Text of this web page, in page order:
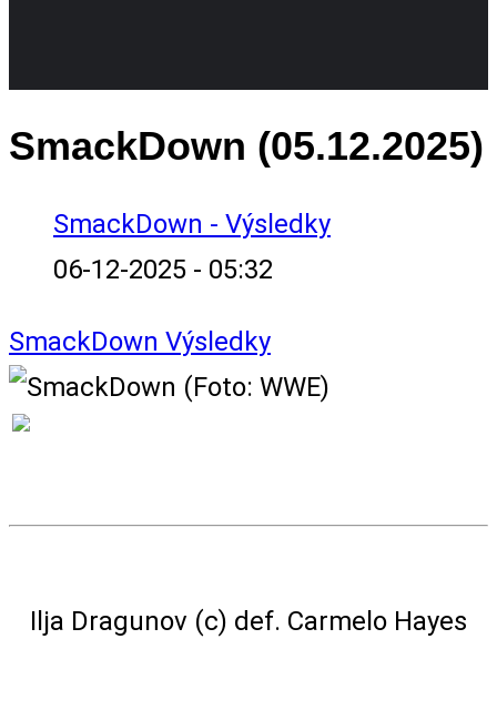
SmackDown (05.12.2025)
SmackDown - Výsledky
06-12-2025 - 05:32
SmackDown Výsledky
Ilja Dragunov (c) def. Carmelo Hayes